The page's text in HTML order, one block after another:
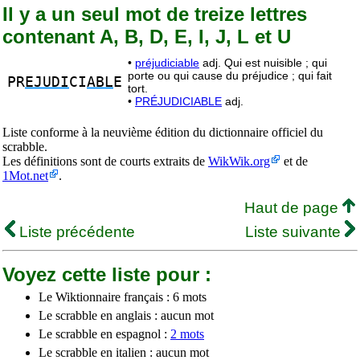
Il y a un seul mot de treize lettres
contenant A, B, D, E, I, J, L et U
PREJUDICIABL E
• préjudiciable adj. Qui est nuisible ; qui
porte ou qui cause du préjudice ; qui fait
tort.
• PRÉJUDICIABLE adj.
Liste conforme à la neuvième édition du dictionnaire officiel du
scrabble.
Les définitions sont de courts extraits de WikWik.org
et de
1Mot.net
.
Haut de page
Liste précédente
Liste suivante
Voyez cette liste pour :
Le Wiktionnaire français : 6 mots
Le scrabble en anglais : aucun mot
Le scrabble en espagnol : 2 mots
Le scrabble en italien : aucun mot